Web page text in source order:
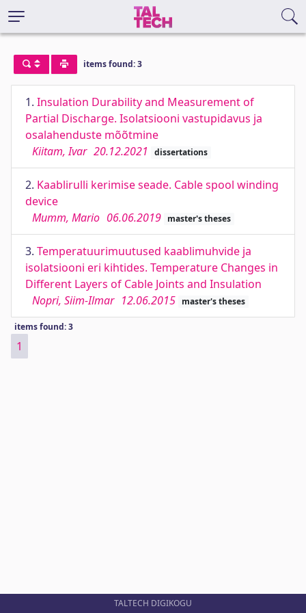
items found: 3
1. Insulation Durability and Measurement of
Partial Discharge. Isolatsiooni vastupidavus ja
osalahenduste mõõtmine
Kiitam, Ivar 20.12.2021 dissertations
2. Kaablirulli kerimise seade. Cable spool winding
device
Mumm, Mario 06.06.2019 master's theses
3. Temperatuurimuutused kaablimuhvide ja
isolatsiooni eri kihtides. Temperature Changes in
Different Layers of Cable Joints and Insulation
Nopri, Siim-Ilmar 12.06.2015 master's theses
items found: 3
1
TALTECH DIGIKOGU